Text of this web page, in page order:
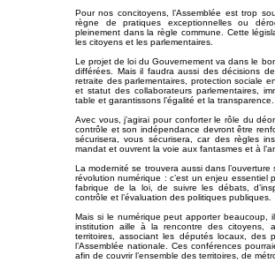
Pour nos concitoyens, l’Assemblée est trop
règne de pratiques exceptionnelles ou
pleinement dans la règle commune. Cette
les citoyens et les parlementaires.
Le projet de loi du Gouvernement va dans le
différées. Mais il faudra aussi des décisions
retraite des parlementaires, protection sociale
et statut des collaborateurs parlementaires,
table et garantissons l’égalité et la transparence.
Avec vous, j’agirai pour conforter le rôle du
contrôle et son indépendance devront être
sécurisera, vous sécurisera, car des règles
mandat et ouvrent la voie aux fantasmes et à
La modernité se trouvera aussi dans
révolution numérique : c’est un enjeu essentiel
fabrique de la loi, de suivre les débats,
contrôle et l’évaluation des politiques publiques.
Mais si le numérique peut apporter beaucoup,
institution aille à la rencontre des citoyens,
territoires, associant les députés locaux, des
l’Assemblée nationale. Ces conférences
afin de couvrir l’ensemble des territoires, de